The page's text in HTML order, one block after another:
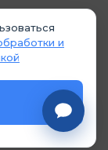
и
данных